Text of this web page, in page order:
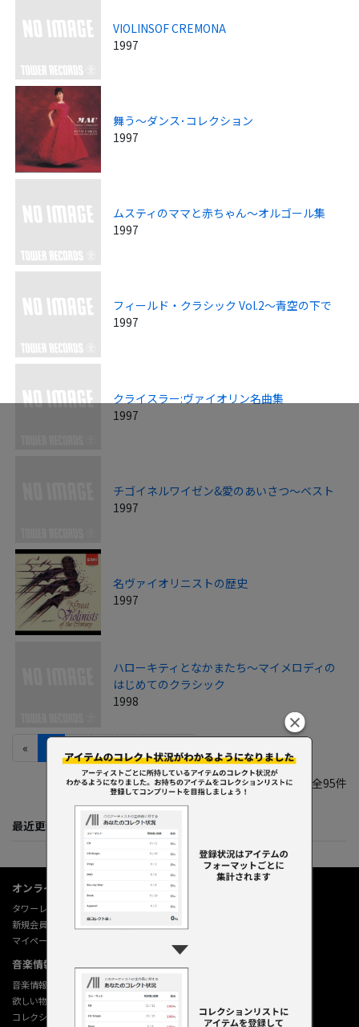
VIOLINSOF CREMONA
1997
舞う～ダンス･コレクション
1997
ムスティのママと赤ちゃん～オルゴール集
1997
フィールド・クラシック Vol.2～青空の下で
1997
クライスラー:ヴァイオリン名曲集
1997
チゴイネルワイゼン&愛のあいさつ～ベスト
1997
名ヴァイオリニストの歴史
1997
ハローキティとなかまたち～マイメロディの
はじめてのクラシック
1998
«
1件-20件／全95件
最近更新してくれた人たち
オンラインショップ情報
タワーレコード オンライン
新規会員登録
マイページ
音楽情報データベース
音楽情報データベース
欲しい物リストの使い方
コレクション機能の使い方